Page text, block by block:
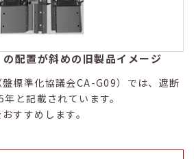
配置が斜めの旧製品イメージ
標準化協議会CA-G09）では、遮断
と記載されています。
すすめします。